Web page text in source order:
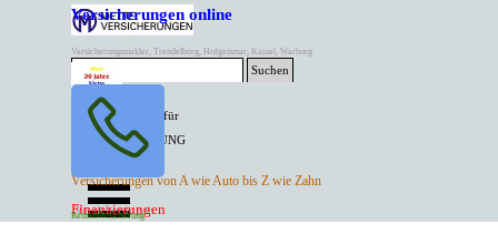
Direkt zum Seiteninhalt
Versicherungen online
Versicherungsmakler, Trendelburg, Hofgeismar, Kassel, Warburg
BESTER PREIS für
SPITZEN LEISTUNG
ANGEBOTE
Versicherungen von A wie Auto bis Z wie Zahn
Kontakt Tel. 05671/7799991
Mette Versicherungen
Suchen
Versicherungen
Finanzierungen
Rentenversicherung
Menü überspringen